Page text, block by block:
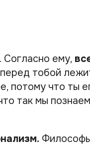
ему,
тобой
потому что ты
так мы